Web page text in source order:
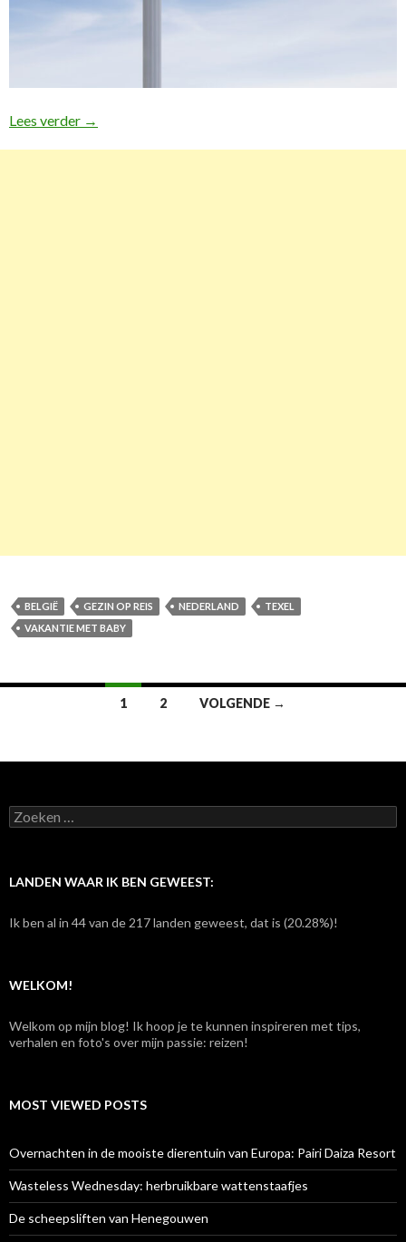
Lees verder Vakantie omgeboekt!
→
BELGIË GEZIN OP REIS NEDERLAND
TEXEL
VAKANTIE MET BABY
1 2 VOLGENDE →
Z
o
e
a
LANDEN WAAR IK BEN GEWEEST:
Ik ben al in 44 van de 217 landen geweest, dat is (20.28%)!
WELKOM!
Welkom op mijn blog! Ik hoop je te kunnen inspireren met tips,
verhalen en foto's over mijn passie: reizen!
MOST VIEWED POSTS
Overnachten in de mooiste dierentuin van Europa: Pairi Daiza Resort
Wasteless Wednesday: herbruikbare wattenstaafjes
De scheepsliften van Henegouwen